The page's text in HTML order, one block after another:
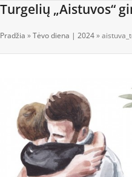
Skip
content
Turgelių „Aistuvos“
Open
mobile
Close
mobile
Pradžia »Tėvo diena | 2024»